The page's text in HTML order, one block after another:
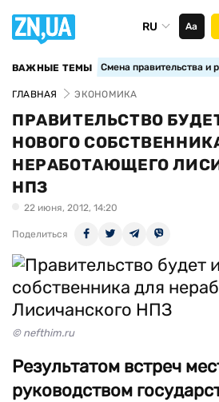
RU Аа
ВАЖНЫЕ ТЕМЫ Смена правительства и
ГЛАВНАЯ ЭКОНОМИКА
ПРАВИТЕЛЬСТВО
НОВОГО
НЕРАБОТАЮЩЕГО
НПЗ
22 июня, 2012, 14:20
Поделиться
© nefthim.ru
Результатом встреч
руководством